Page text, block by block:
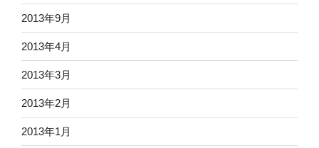
2013年9月
2013年4月
2013年3月
2013年2月
2013年1月